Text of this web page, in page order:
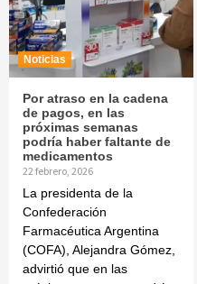
Noticias
Por atraso en la cadena
de pagos, en las
próximas semanas
podría haber faltante de
medicamentos
22 febrero, 2026
La presidenta de la
Confederación
Farmacéutica Argentina
(COFA), Alejandra Gómez,
advirtió que en las